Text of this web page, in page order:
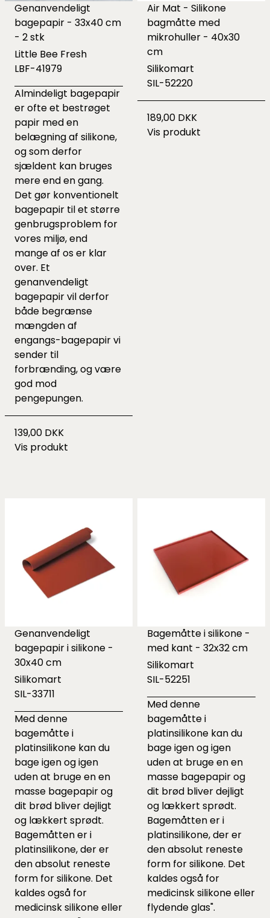
Genanvendeligt
bagepapir - 33x40 cm
- 2 stk
Little Bee Fresh
LBF-41979
Almindeligt bagepapir
er ofte et bestrøget
papir med en
belægning af silikone,
og som derfor
sjældent kan bruges
mere end en gang.
Det gør konventionelt
bagepapir til et større
genbrugsproblem for
vores miljø, end
mange af os er klar
over. Et
genanvendeligt
bagepapir vil derfor
både begrænse
mængden af
engangs-bagepapir vi
sender til
forbrænding, og være
god mod
pengepungen.
139,00 DKK
Vis produkt
Air Mat - Silikone
bagmåtte med
mikrohuller - 40x30
cm
Silikomart
SIL-52220
189,00 DKK
Vis produkt
Genanvendeligt
bagepapir i silikone -
30x40 cm
Silikomart
SIL-33711
Med denne
bagemåtte i
platinsilikone kan du
bage igen og igen
uden at bruge en en
masse bagepapir og
dit brød bliver dejligt
og lækkert sprødt.
Bagemåtten er i
platinsilikone, der er
den absolut reneste
form for silikone. Det
kaldes også for
medicinsk silikone eller
Bagemåtte i silikone -
med kant - 32x32 cm
Silikomart
SIL-52251
Med denne
bagemåtte i
platinsilikone kan du
bage igen og igen
uden at bruge en en
masse bagepapir og
dit brød bliver dejligt
og lækkert sprødt.
Bagemåtten er i
platinsilikone, der er
den absolut reneste
form for silikone. Det
kaldes også for
medicinsk silikone eller
flydende glas".